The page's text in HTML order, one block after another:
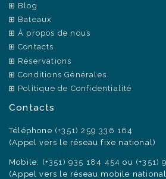
Blog
Bateaux
À propos de nous
Contacts
Réservations
Conditions Générales
Politique de Confidentialité
Contacts
Téléphone (+351) 259 336 164
(Appel vers le réseau fixe national)
Mobile: (+351) 935 184 454 ou (+351)
(Appel vers le réseau mobile